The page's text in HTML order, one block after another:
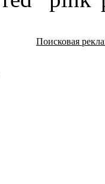
Поисковая